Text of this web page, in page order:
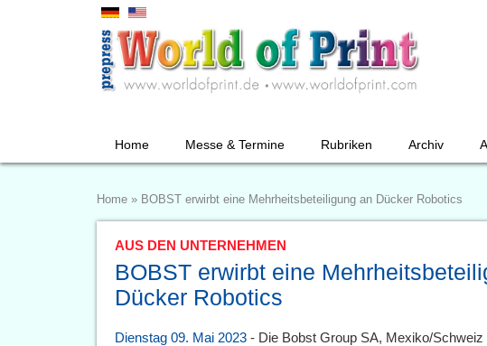
Home Messe & Termine Rubriken Archiv
Home » BOBST erwirbt eine Mehrheitsbeteiligung an Dücker Robotics
AUS DEN UNTERNEHMEN
BOBST erwirbt eine
Dücker Robotics
Dienstag 09. Mai 2023 - Die Bobst Group SA, Mexiko/